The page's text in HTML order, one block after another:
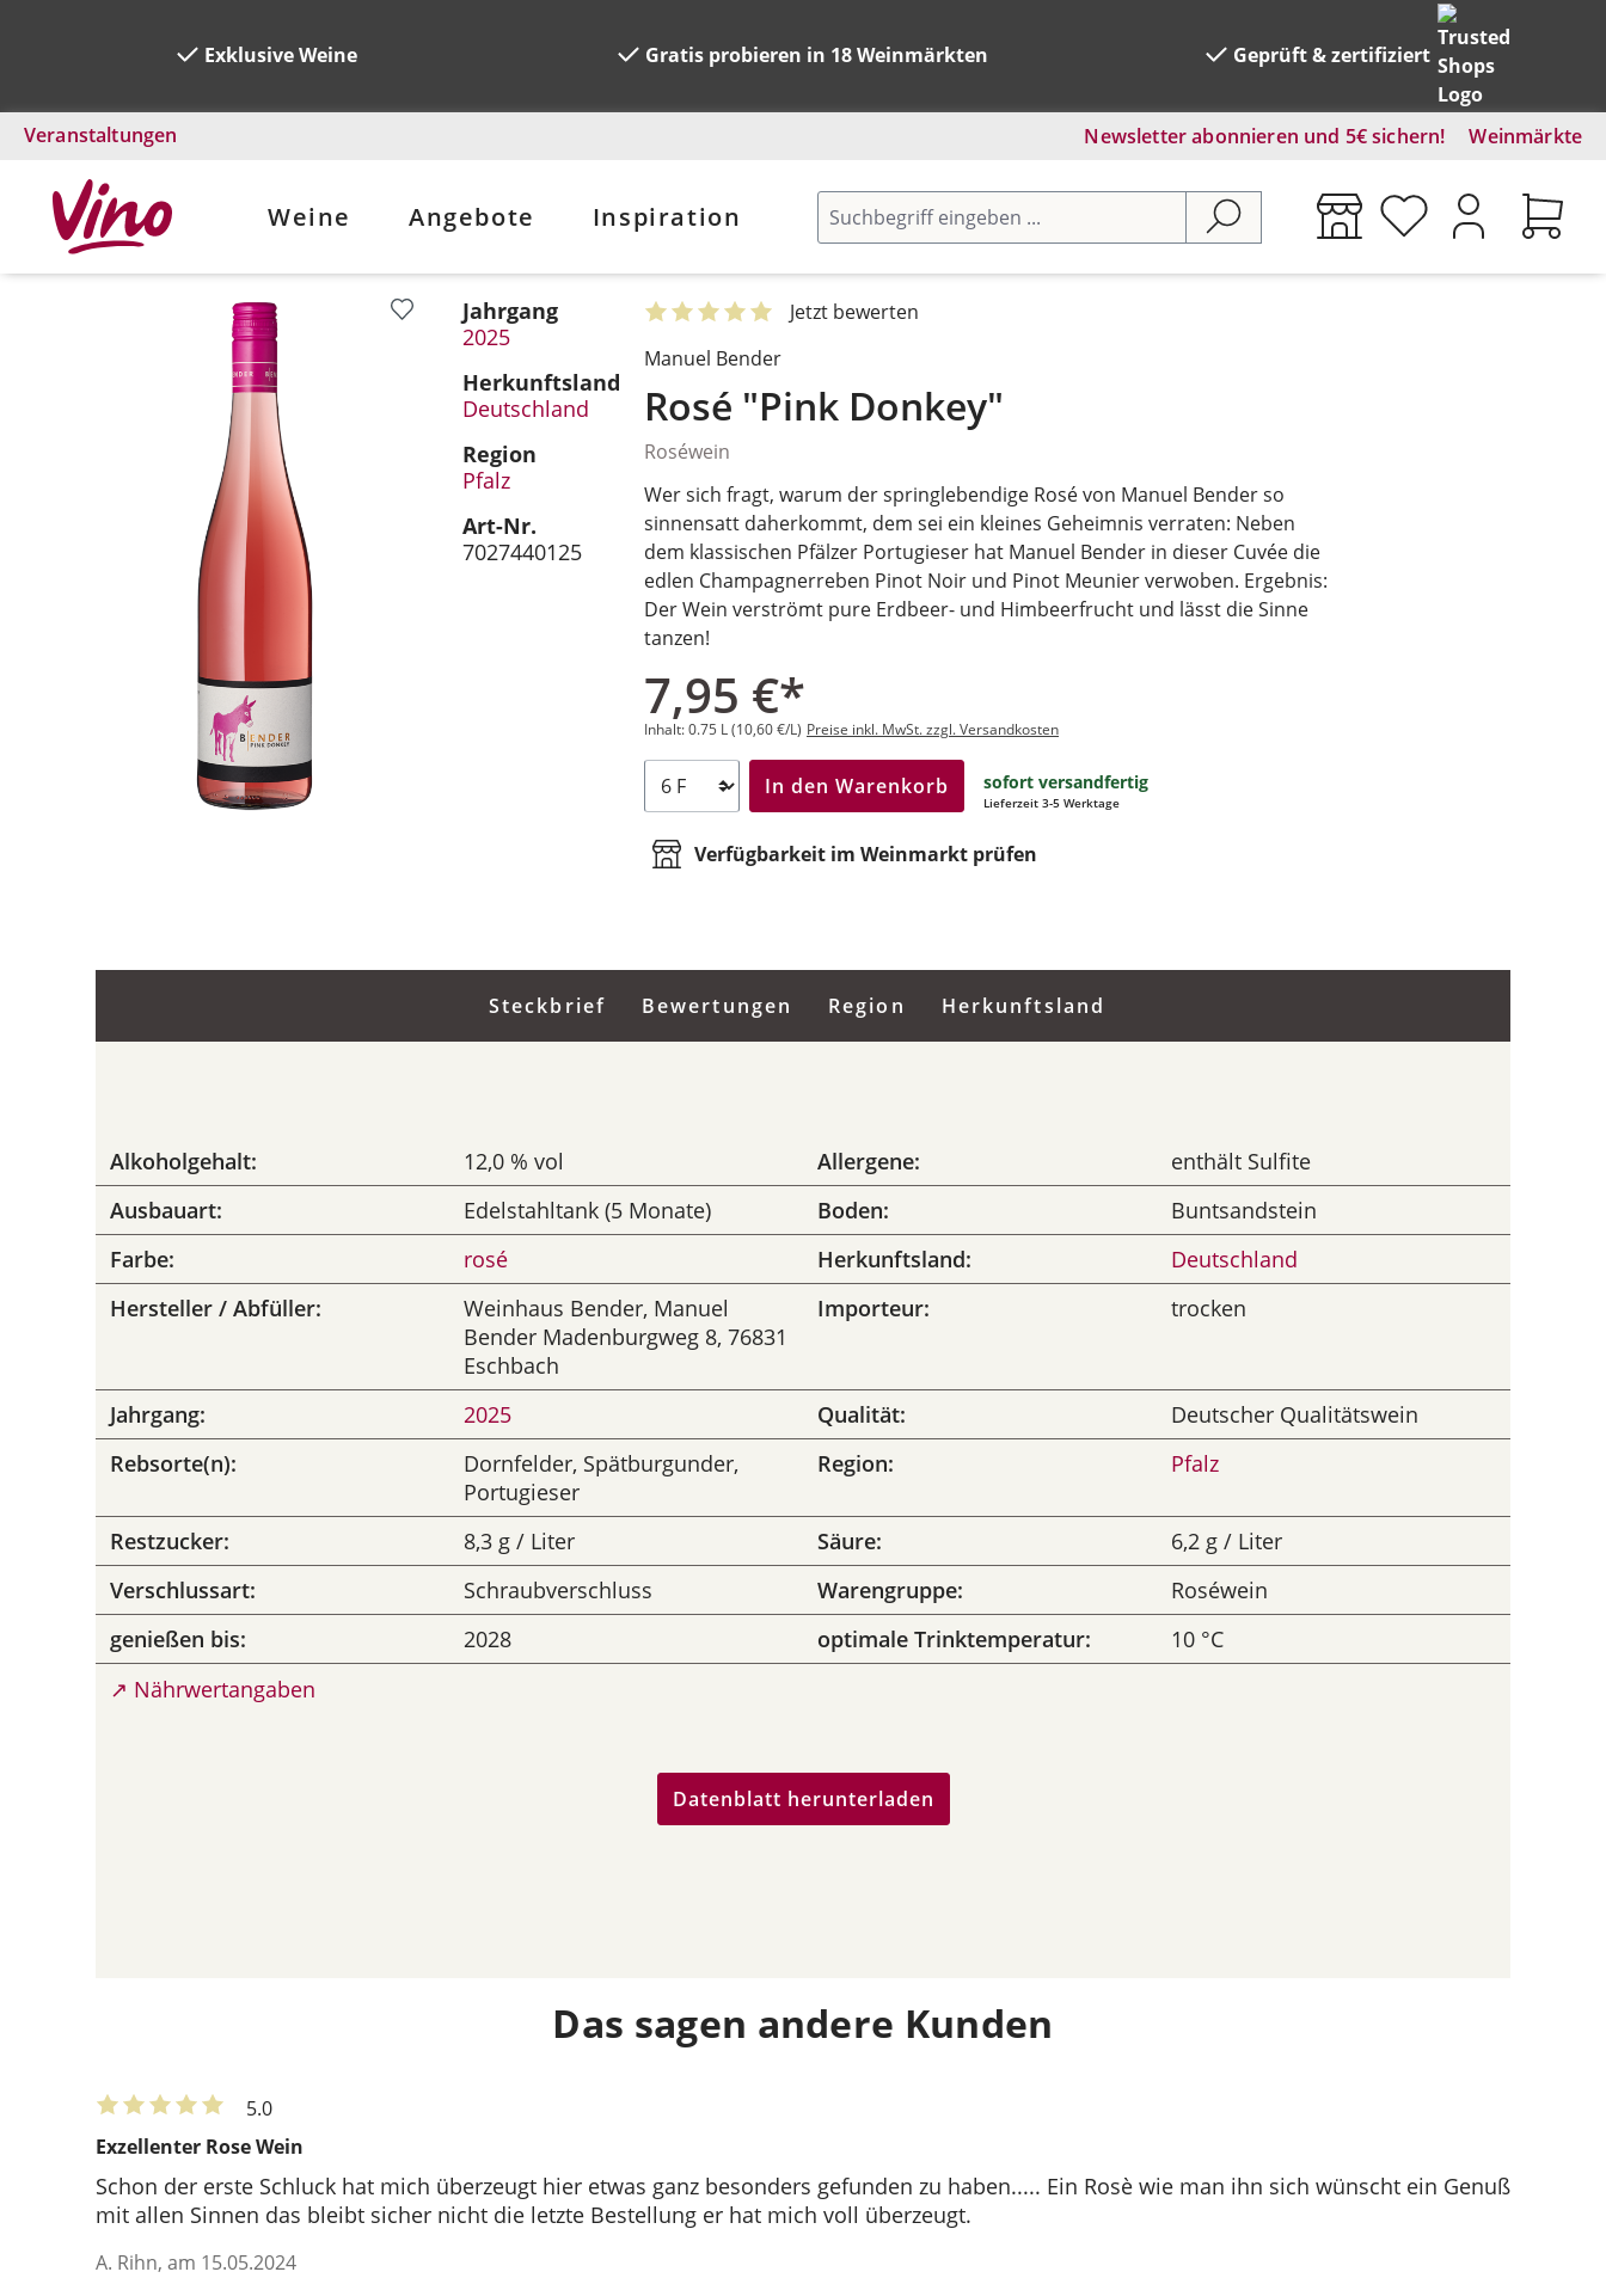
Exklusive Weine Gratis probieren in 18 Weinmärkten Geprüft & zertifiziert
Newsletter abonnieren und 5€ sichern! Weinmärkte
Veranstaltungen
Weine Angebote Inspiration
Bildergalerie überspringen
Jahrgang
2025
Herkunftsland
Deutschland
Region
Pfalz
Art-Nr.
7027440125
Jetzt bewerten
Manuel Bender
Rosé "Pink Donkey"
Roséwein
Wer sich fragt, warum der springlebendige Rosé von Manuel Bender so
sinnensatt daherkommt, dem sei ein kleines Geheimnis verraten: Neben
dem klassischen Pfälzer Portugieser hat Manuel Bender in dieser Cuvée die
edlen Champagnerreben Pinot Noir und Pinot Meunier verwoben. Ergebnis:
Der Wein verströmt pure Erdbeer- und Himbeerfrucht und lässt die Sinne
tanzen!
7,95 €*
Inhalt:0.75 L(10,60 €/L) Preise inkl. MwSt. zzgl. Versandkosten
In den Warenkorb sofort versandfertig
Lieferzeit 3-5 Werktage
Verfügbarkeit im Weinmarkt prüfen
Steckbrief Bewertungen Region Herkunftsland
Alkoholgehalt: 12,0 % vol Allergene:
enthält Sulfite
Ausbauart:
Edelstahltank (5 Monate) Boden:
Buntsandstein
Farbe:
rosé Herkunftsland:
Deutschland
Hersteller / Abfüller:
Weinhaus Bender, Manuel
Bender Madenburgweg 8, 76831
Eschbach
Importeur: trocken
Jahrgang: 2025 Qualität:
Deutscher Qualitätswein
Rebsorte(n):
Dornfelder, Spätburgunder,
Portugieser
Region: Pfalz
Restzucker: 8,3 g / Liter Säure:
6,2 g / Liter
Verschlussart:
Schraubverschluss Warengruppe:
Roséwein
genießen bis:
2028 optimale Trinktemperatur:
10 °C
↗ Nährwertangaben
Datenblatt herunterladen
Das sagen andere Kunden
5.0
Exzellenter Rose Wein
Schon der erste Schluck hat mich überzeugt hier etwas ganz besonders gefunden zu haben..... Ein Rosè wie man ihn sich wünscht ein Genuß
mit allen Sinnen das bleibt sicher nicht die letzte Bestellung er hat mich voll überzeugt.
A. Rihn, am 15.05.2024